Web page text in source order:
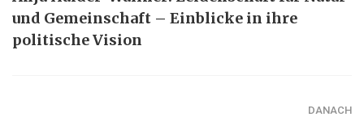
und Gemeinschaft – Einblicke in ihre
politische Vision
DANACH